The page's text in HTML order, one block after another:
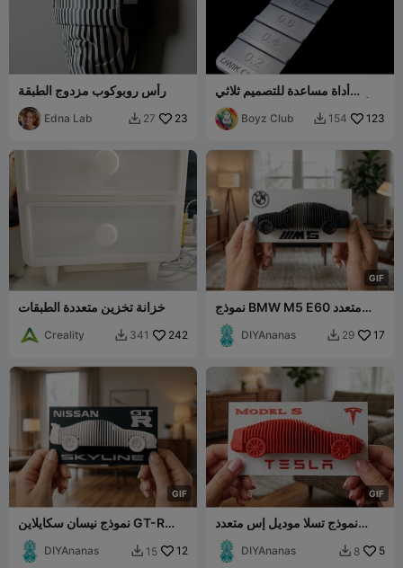
رأس روبوكوب مزدوج الطبقة
Edna Lab  27 23
أداة مساعدة للتصميم ثلاثي
الأبعاد: المرونة، القوة، السماكة،
شبه الشفافية
Boyz Club  154 123
خزانة تخزين متعددة الطبقات
Creality  341 242
GIF
نموذج BMW M5 E60 متعدد
الطبقات
DIYAnanas  29 17
GIF
نموذج نيسان سكايلاين GT-R
متعدد الطبقات
DIYAnanas  15 12
GIF
نموذج تسلا موديل إس متعدد
الطبقات
DIYAnanas  8 5